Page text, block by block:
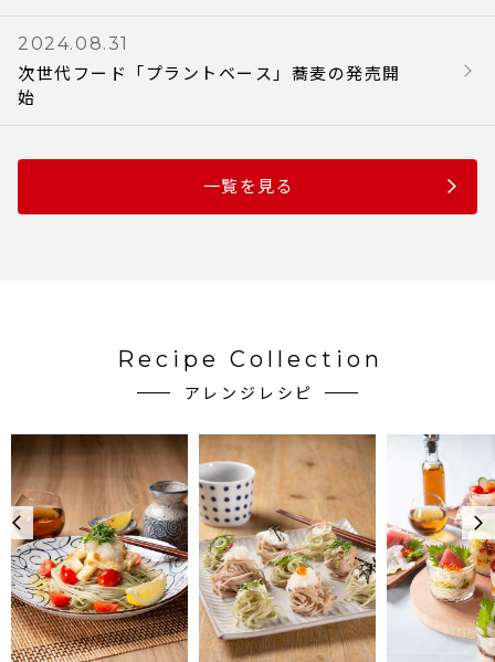
2024.08.31
次世代フード「プラントベース」蕎麦の発売開
始
一覧を見る
Recipe Collection
アレンジレシピ